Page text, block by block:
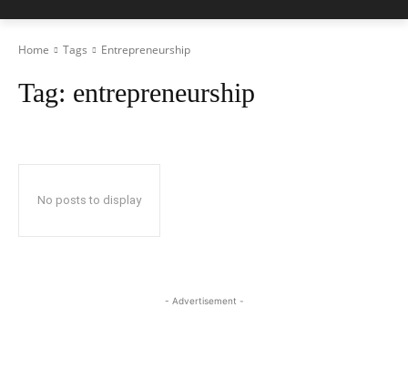
Home Tags Entrepreneurship
Tag: entrepreneurship
No posts to display
- Advertisement -